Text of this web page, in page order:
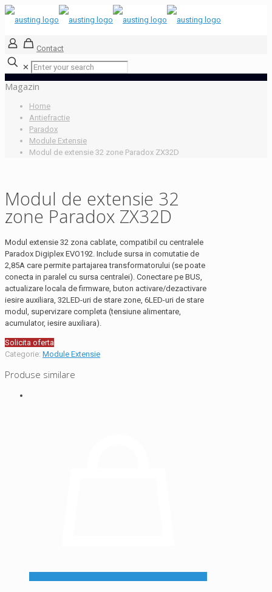
Contact
✕
Magazin
Home
Antiefractie
Paradox
Module Extensie
Modul de extensie 32 zone Paradox ZX32D
Modul de extensie 32
zone Paradox ZX32D
Modul extensie 32 zona cablate, compatibil cu centralele
Paradox Digiplex EVO192. Include sursa in comutatie de
2,85A care permite partajarea transformatorului (se poate
conecta in paralel cu sursa centralei). Conectare pe BUS,
actualizare locala de firmware, buton activare/dezactivare
iesire auxiliara, 32LED-uri de stare zone, 6LED-uri de stare
modul, supervizare completa (tensiune alimentare,
acumulator, iesire auxiliara).
Solicita oferta
Categorie: Module Extensie
Produse similare